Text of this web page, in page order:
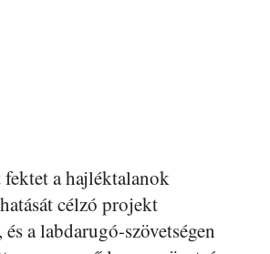
a hajléktalanok
célzó projekt
a labdarugó-szövetségen